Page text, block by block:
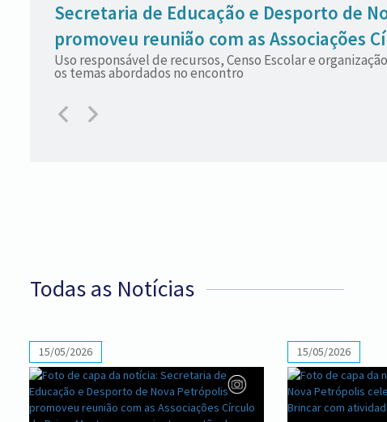
Secretaria de Educação e Desporto de
promoveu reunião com as Associações
para orientar gestão de recursos
Uso responsável de recursos, Censo Escolar e
os temas abordados no encontro
Todas as Notícias
15/05/2026 15/05/2026